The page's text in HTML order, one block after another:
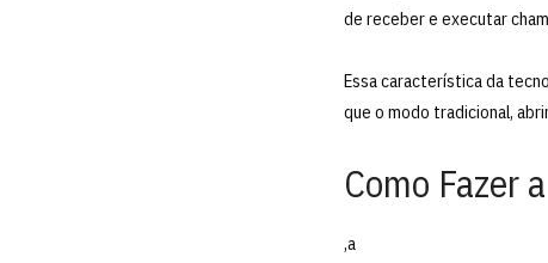
de receber e executar
Essa característica da
que o modo tradicional,
Como Fazer
,a